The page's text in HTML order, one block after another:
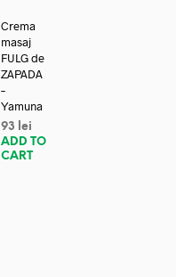
Crema
masaj
FULG de
ZAPADA
–
Yamuna
93
lei
ADD TO
CART